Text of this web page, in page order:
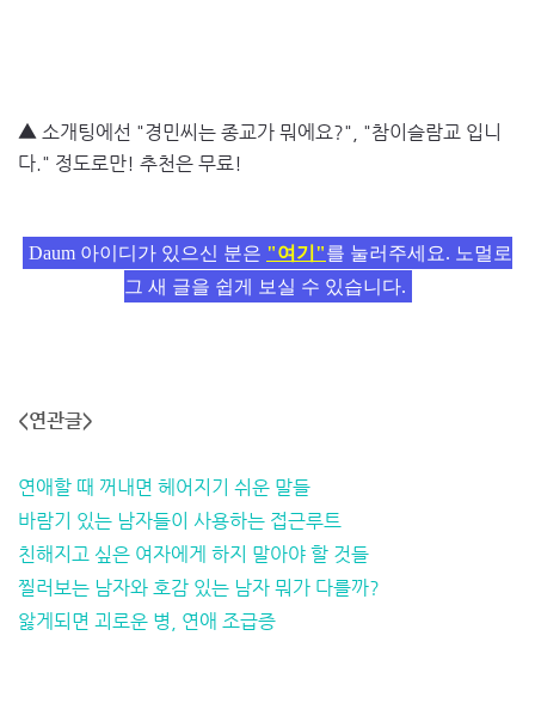
▲ 소개팅에선 "경민씨는 종교가 뭐에요?", "참이슬람교 입니
다." 정도로만! 추천은 무료!
Daum 아이디가 있으신 분은 "여기"를 눌러주세요. 노멀로
그 새 글을 쉽게 보실 수 있습니다.
<연관글>
연애할 때 꺼내면 헤어지기 쉬운 말들
바람기 있는 남자들이 사용하는 접근루트
친해지고 싶은 여자에게 하지 말아야 할 것들
찔러보는 남자와 호감 있는 남자 뭐가 다를까?
앓게되면 괴로운 병, 연애 조급증